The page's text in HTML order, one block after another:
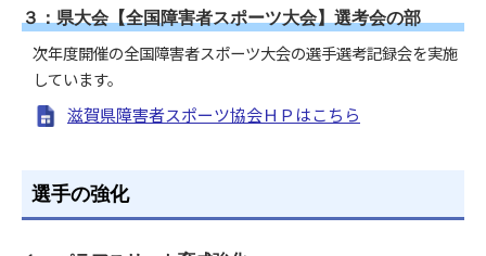
３：県大会【全国障害者スポーツ大会】選考会の部
次年度開催の全国障害者スポーツ大会の選手選考記録会を実施
しています。
滋賀県障害者スポーツ協会ＨＰはこちら
選手の強化